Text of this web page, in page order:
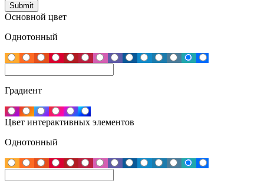
Основной цвет
Однотонный
Градиент
Цвет интерактивных элементов
Однотонный